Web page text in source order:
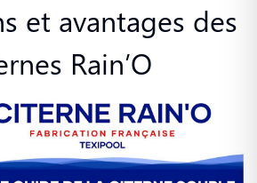
et avantages des
Rain’O